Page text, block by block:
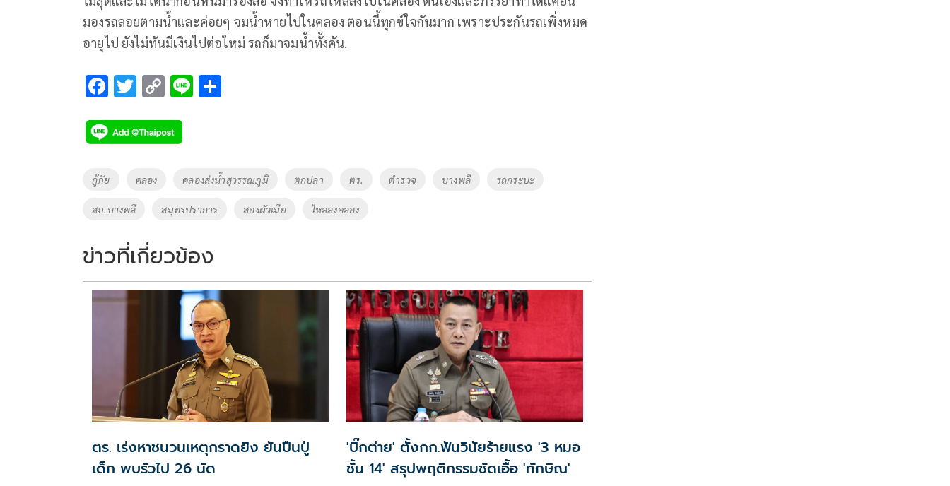
มองรถลอยตามน้ำและค่อยๆ จมน้ำหายไปในคลอง ตอนนี้ทุกข์ใจกันมาก เพราะประกันรถเพิ่งหมด
อายุไป ยังไม่ทันมีเงินไปต่อใหม่ รถก็มาจมน้ำทั้งคัน.
F
e
b
o
k
T
tt
er
C
p
y
Li
k
Li
Tags
กู้ภัย คลอง คลองส่งน้ำสุวรรณภูมิ ตกปลา ตร. ตำรวจ บางพลี รถกระบะ
สภ.บางพลี สมุทรปราการ สองผัวเมีย ไหลลงคลอง
ข่าวที่เกี่ยวข้อง
ตร. เร่งหาชนวนเหตุกราดยิง ยันปืนปู่
เด็ก พบรัวไป 26 นัด
'บิ๊กต่าย' ตั้งกก.ฟันวินัยร้ายแรง '3 หมอ
ชั้น 14' สรุปพฤติกรรมชัดเอื้อ 'ทักษิณ'